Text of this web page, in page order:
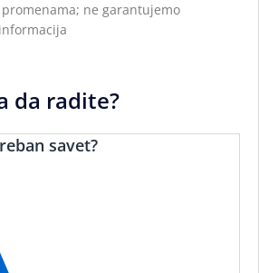
ne garantujemo
da radite?
savet?